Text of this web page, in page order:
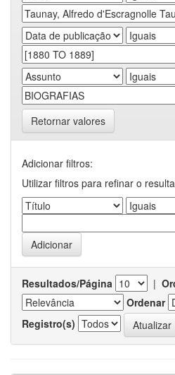
Retornar valores
Adicionar filtros:
Utilizar filtros para refinar o
Resultados/Página |
Ordenar
Registro(s)